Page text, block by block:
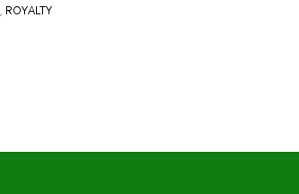
, ROYALTY